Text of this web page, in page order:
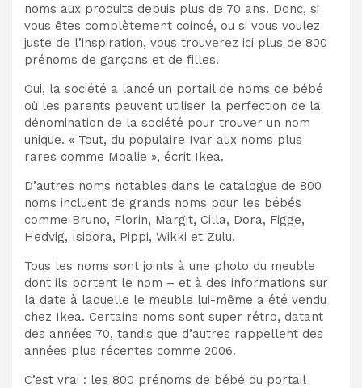
noms aux produits depuis plus de 70 ans. Donc, si
vous êtes complètement coincé, ou si vous voulez
juste de l’inspiration, vous trouverez ici plus de 800
prénoms de garçons et de filles.
Oui, la société a lancé un portail de noms de bébé
où les parents peuvent utiliser la perfection de la
dénomination de la société pour trouver un nom
unique. « Tout, du populaire Ivar aux noms plus
rares comme Moalie », écrit Ikea.
D’autres noms notables dans le catalogue de 800
noms incluent de grands noms pour les bébés
comme Bruno, Florin, Margit, Cilla, Dora, Figge,
Hedvig, Isidora, Pippi, Wikki et Zulu.
Tous les noms sont joints à une photo du meuble
dont ils portent le nom – et à des informations sur
la date à laquelle le meuble lui-même a été vendu
chez Ikea. Certains noms sont super rétro, datant
des années 70, tandis que d’autres rappellent des
années plus récentes comme 2006.
C’est vrai : les 800 prénoms de bébé du portail